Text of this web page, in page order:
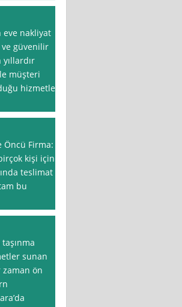
eve nakliyat
ve güvenilir
müşteri
hizmetler
Öncü Firma:
kişi için
teslimat
bu
sunan
ön